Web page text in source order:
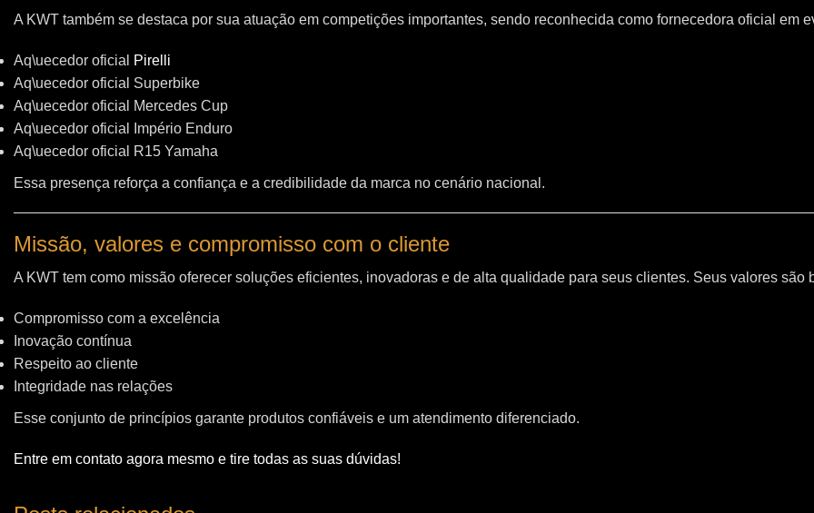
A KWT também se destaca por sua atuação em competições importantes, sendo reconhecida como fornecedora oficial em
Aq\uecedor oficial
Pirelli
Aq\uecedor oficial Superbike
Aq\uecedor oficial Mercedes Cup
Aq\uecedor oficial Império Enduro
Aq\uecedor oficial R15 Yamaha
Essa presença reforça a confiança e a credibilidade da marca no cenário nacional.
Missão, valores e compromisso com o cliente
A KWT tem como missão oferecer soluções eficientes, inovadoras e de alta qualidade para seus clientes. Seus valores são
Compromisso com a excelência
Inovação contínua
Respeito ao cliente
Integridade nas relações
Esse conjunto de princípios garante produtos confiáveis e um atendimento diferenciado.
Entre em contato agora mesmo e tire todas as suas dúvidas!